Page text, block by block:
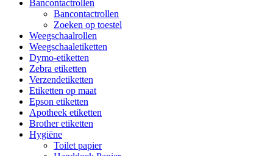
Bancontactrollen
Bancontactrollen
Zoeken op toestel
Weegschaalrollen
Weegschaaletiketten
Dymo-etiketten
Zebra etiketten
Verzendetiketten
Etiketten op maat
Epson etiketten
Apotheek etiketten
Brother etiketten
Hygiëne
Toilet papier